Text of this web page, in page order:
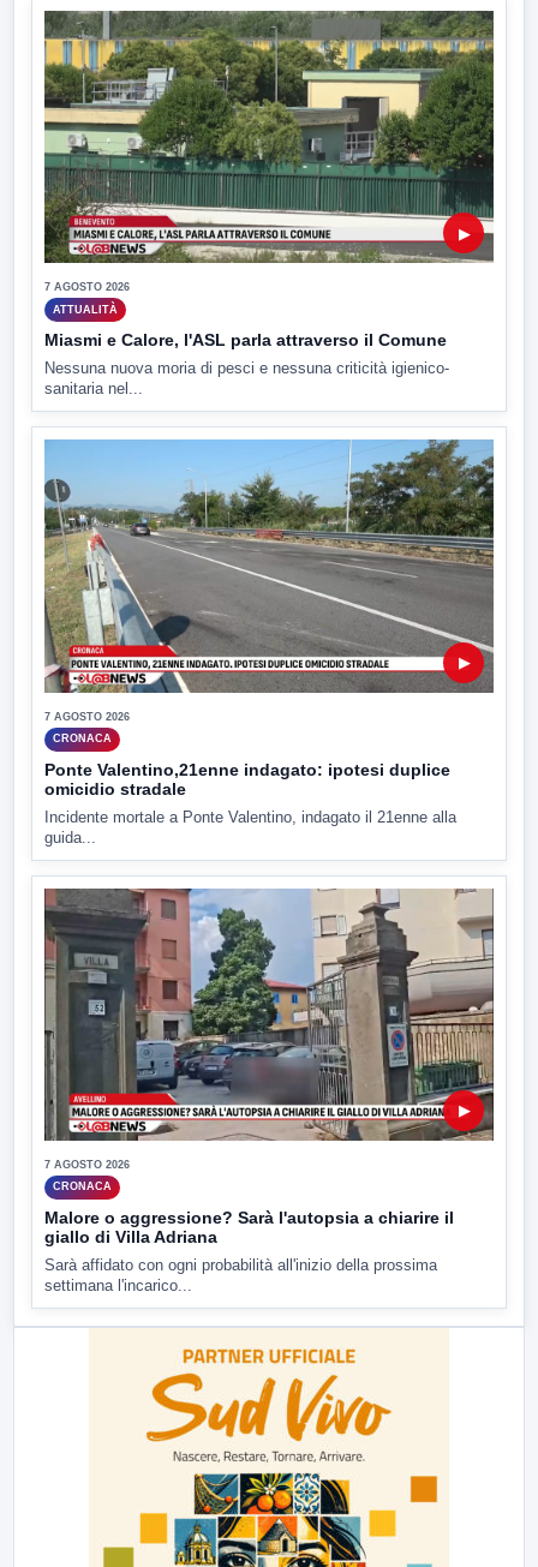
▶
7 AGOSTO 2026
ATTUALITÀ
Miasmi e Calore, l'ASL parla attraverso il Comune
Nessuna nuova moria di pesci e nessuna criticità igienico-
sanitaria nel...
▶
7 AGOSTO 2026
CRONACA
Ponte Valentino,21enne indagato: ipotesi duplice
omicidio stradale
Incidente mortale a Ponte Valentino, indagato il 21enne alla
guida...
▶
7 AGOSTO 2026
CRONACA
Malore o aggressione? Sarà l'autopsia a chiarire il
giallo di Villa Adriana
Sarà affidato con ogni probabilità all'inizio della prossima
settimana l'incarico...